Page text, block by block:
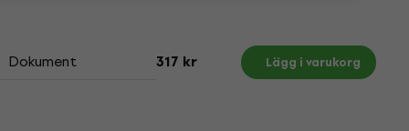
Dokument 317 kr Lägg i varukorg